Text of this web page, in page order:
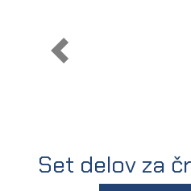
Set delov za